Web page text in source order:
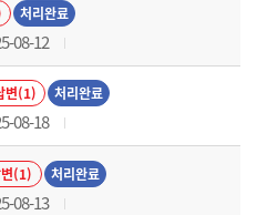
처리완료
08-12
변(1) 처리완료
08-18
(1) 처리완료
08-13